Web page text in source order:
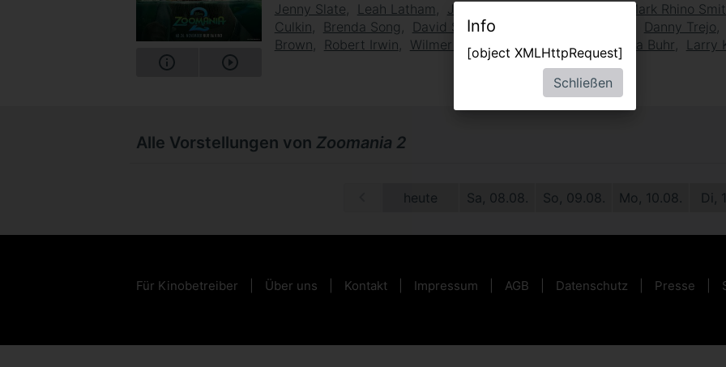
Jenny Slate
Leah Latham Josh Dallas Mark Rhino
Culkin
Brenda Song David Strathairn Danny Trejo
Brown
Robert Irwin Wilmer Valderrama Eric Bauza Reba Buhr Larry
Alle Vorstellungen von Zoomania 2
heute Sa, 08.08. So, 09.08. Mo, 10.08. Di,
Für Kinobetreiber Über uns Kontakt Impressum AGB Datenschutz Presse
Info
[object XMLHttpRequest]
Schließen